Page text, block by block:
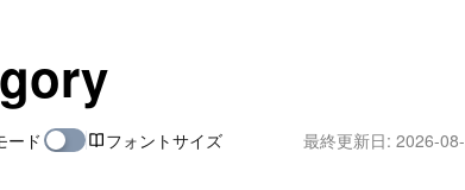
Português
ード フォントサイズ 最終更新日: 2026-